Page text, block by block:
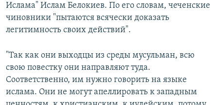
Ислама" Ислам Белокиев. По его словам, чеченские
чиновники "пытаются всячески доказать
легитимность своих действий".
"Так как они выходцы из среды мусульман, всю
свою повестку они направляют туда.
Соответственно, им нужно говорить на языке
ислама. Они не могут апеллировать к западным